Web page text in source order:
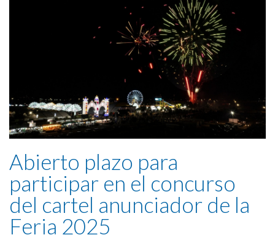
Abierto plazo para
participar en el concurso
del cartel anunciador de la
Feria 2025
Contacto
Canal Antifraude
Avisos legales
Política de Cookies